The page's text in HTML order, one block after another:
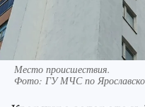
Место происшествия.
Фото: ГУ МЧС по